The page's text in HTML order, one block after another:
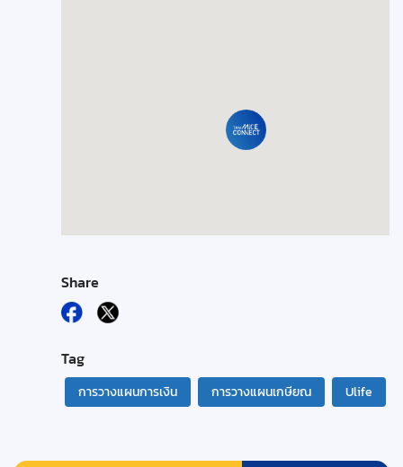
Share
Tag
การวางแผนการเงิน การวางแผนเกษียณ Ulife